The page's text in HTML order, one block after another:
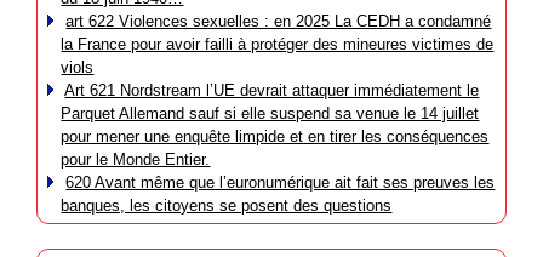
art 622 Violences sexuelles : en 2025 La CEDH a condamné
la France pour avoir failli à protéger des mineures victimes de
viols
Art 621 Nordstream l’UE devrait attaquer immédiatement le
Parquet Allemand sauf si elle suspend sa venue le 14 juillet
pour mener une enquête limpide et en tirer les conséquences
pour le Monde Entier.
620 Avant même que l’euronumérique ait fait ses preuves les
banques, les citoyens se posent des questions